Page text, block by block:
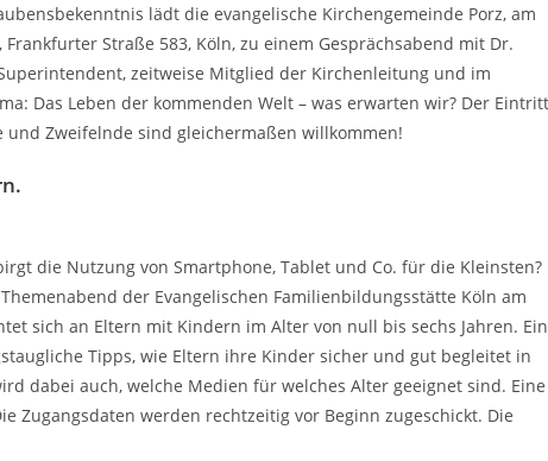
lädt die evangelische Kirchengemeinde Porz, am
Straße 583, Köln, zu einem Gesprächsabend mit Dr.
zeitweise Mitglied der Kirchenleitung und im
Das Leben der kommenden Welt – was erwarten wir? Der
Zweifelnde sind gleichermaßen willkommen!
die Nutzung von Smartphone, Tablet und Co. für die Kleinsten?
der Evangelischen Familienbildungsstätte Köln am
sich an Eltern mit Kindern im Alter von null bis sechs Jahren.
Tipps, wie Eltern ihre Kinder sicher und gut begleitet in
dabei auch, welche Medien für welches Alter geeignet sind. Eine
Zugangsdaten werden rechtzeitig vor Beginn zugeschickt. Die